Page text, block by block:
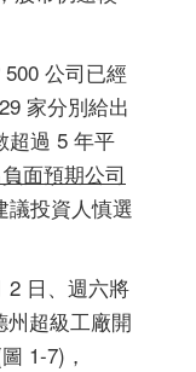
500 公司已經
家分別給出
超過 5 年平
面預期公司
議投資人慎選
2 日、週六將
超級工廠開
1-7)，